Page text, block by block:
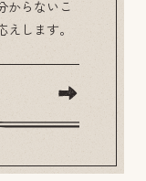
からないこ
えします。